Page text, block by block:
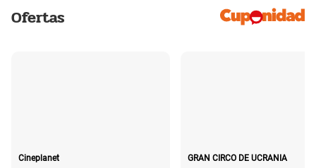
Ofertas
Cineplanet GRAN CIRCO DE UCRANIA